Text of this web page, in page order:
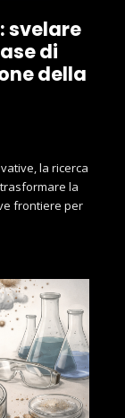
svelare
di
della
la ricerca
la
frontiere per